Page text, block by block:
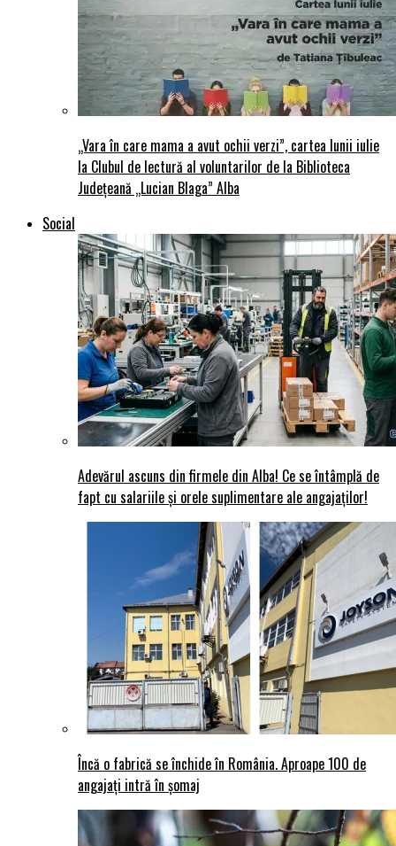
„Vara în care mama a avut ochii verzi”, cartea lunii iulie
la Clubul de lectură al voluntarilor de la Biblioteca
Județeană „Lucian Blaga” Alba
Social
Adevărul ascuns din firmele din Alba! Ce se întâmplă de
fapt cu salariile și orele suplimentare ale angajaților!
Încă o fabrică se închide în România. Aproape 100 de
angajați intră în șomaj